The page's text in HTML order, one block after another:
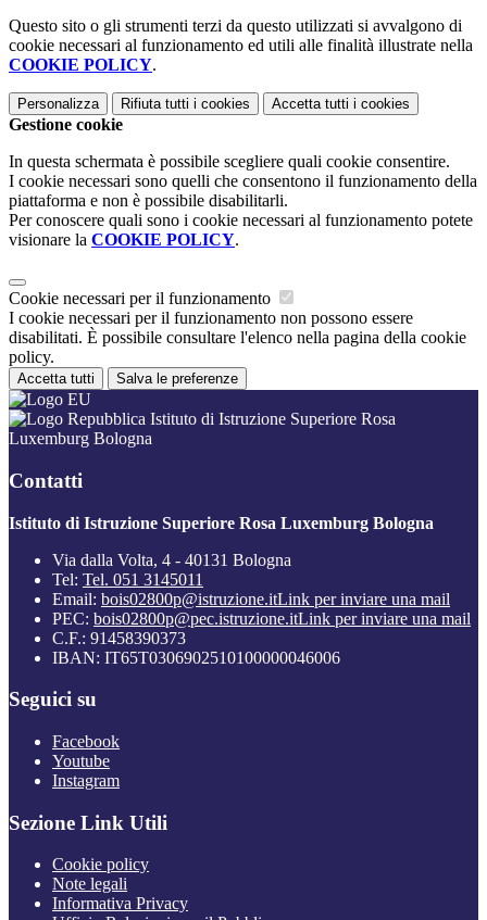
Questo sito o gli strumenti terzi da questo utilizzati si avvalgono di
cookie necessari al funzionamento ed utili alle finalità illustrate nella
COOKIE POLICY.
Personalizza Rifiuta tutti i cookies Accetta tutti i cookies
Gestione cookie
In questa schermata è possibile scegliere quali cookie consentire.
I cookie necessari sono quelli che consentono il funzionamento della
piattaforma e non è possibile disabilitarli.
Per conoscere quali sono i cookie necessari al funzionamento potete
visionare la COOKIE POLICY.
Cookie necessari per il funzionamento
I cookie necessari per il funzionamento non possono essere
disabilitati. È possibile consultare l'elenco nella pagina della cookie
policy.
Accetta tutti Salva le preferenze
Istituto di Istruzione Superiore Rosa
Luxemburg Bologna
Contatti
Istituto di Istruzione Superiore Rosa Luxemburg Bologna
Via dalla Volta, 4 - 40131 Bologna
Tel: Tel. 051 3145011
Email: bois02800p@istruzione.itLink per inviare una mail
PEC: bois02800p@pec.istruzione.itLink per inviare una mail
C.F.: 91458390373
IBAN: IT65T0306902510100000046006
Seguici su
Facebook
Youtube
Instagram
Sezione Link Utili
Cookie policy
Note legali
Informativa Privacy